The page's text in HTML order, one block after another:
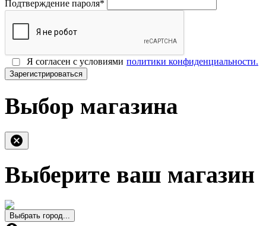
Подтверждение пароля*
Я согласен с условиями политики конфиденциальности.
Зарегистрироваться
Выбор магазина
Выберите ваш магазин
Выбрать город...